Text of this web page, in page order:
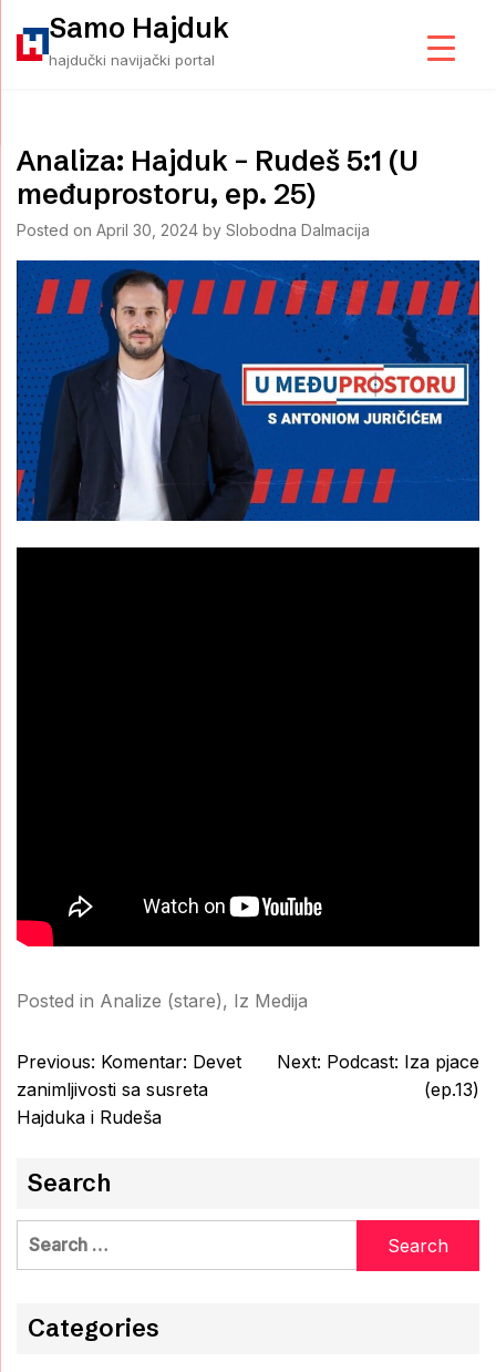
content
Samo Hajduk
hajdučki navijački portal
Analiza: Hajduk – Rudeš 5:1 (U
međuprostoru, ep. 25)
Posted on April 30, 2024 by Slobodna Dalmacija
Posted in Analize (stare), Iz Medija
Post
navigation
Previous: Komentar: Devet
zanimljivosti sa susreta
Hajduka i Rudeša
Next: Podcast: Iza pjace
(ep.13)
Search
Search
Categories